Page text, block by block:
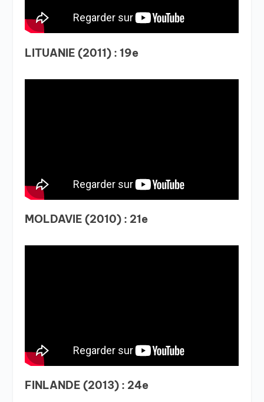
LITUANIE (2011) : 19e
MOLDAVIE (2010) : 21e
FINLANDE (2013) : 24e